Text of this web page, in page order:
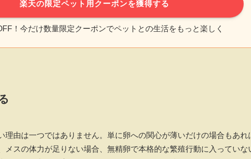
楽天の限定ペット用クーポンを獲得する
！今だけ数量限定クーポンでペットとの生活をもっと楽しく
理由は一つではありません。単に卵への関心が薄いだけの場合もあれ
メスの体力が足りない場合、無精卵で本格的な繁殖行動に入っていな